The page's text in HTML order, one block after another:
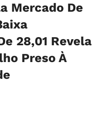
Mercado De
28,01 Revela
Preso À